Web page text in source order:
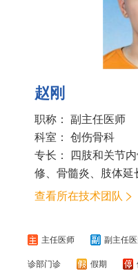
赵刚
职称： 副主任医师
科室： 创伤骨科
专长： 四肢和关节
修、骨髓炎、肢体延
查看所在技术团队
主任医师 副主任
诊部门诊 假期